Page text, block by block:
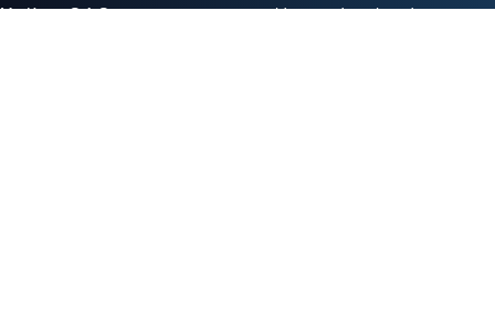
Me Know S.A.S y se encuentran protegidos por derechos de autor e